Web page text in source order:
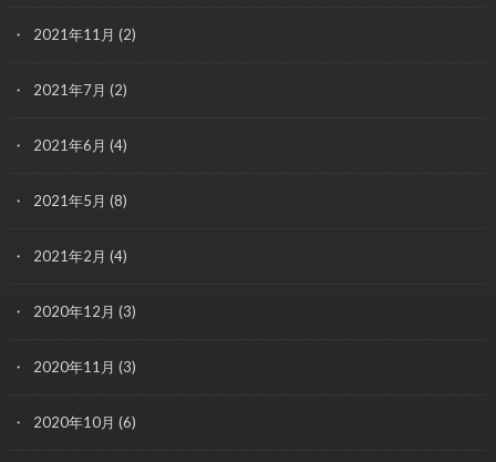
2021年11月 (2)
2021年7月 (2)
2021年6月 (4)
2021年5月 (8)
2021年2月 (4)
2020年12月 (3)
2020年11月 (3)
2020年10月 (6)